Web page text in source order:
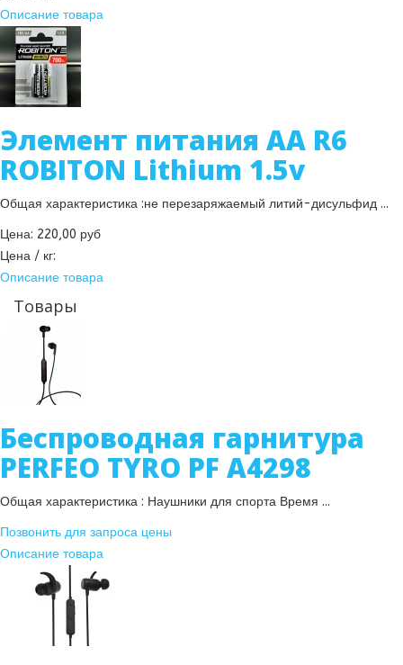
Описание товара
Элемент питания AA R6
ROBITON Lithium 1.5v
Общая характеристика :не перезаряжаемый литий-дисульфид ...
Цена: 220,00 руб
Цена / кг:
Описание товара
Товары
Беспроводная гарнитура
PERFEO TYRO PF A4298
Общая характеристика : Наушники для спорта Время ...
Позвонить для запроса цены
Описание товара